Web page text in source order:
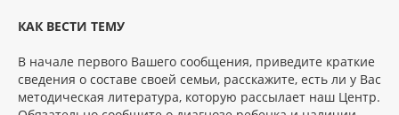
КАК ВЕСТИ ТЕМУ
В начале первого Вашего сообщения, приведите краткие
сведения о составе своей семьи, расскажите, есть ли у Вас
методическая литература, которую рассылает наш Центр.